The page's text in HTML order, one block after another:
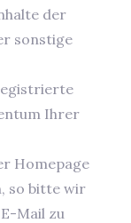
der
sonstige
Ihrer
Homepage
so bitte wir
Mail zu